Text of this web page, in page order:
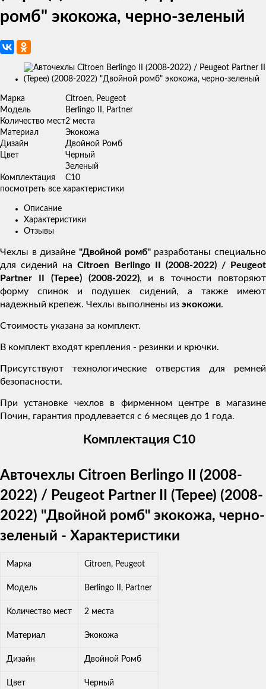
ромб" экокожа, черно-зеленый
Изображения
товаров
Марка
Citroen, Peugeot
Модель
Berlingo II, Partner
Количество мест2 места
Материал
Экокожа
Дизайн
Двойной Ромб
Цвет
Черный
Зеленый
Комплектация
C10
посмотреть все характеристики
Описание
Характеристики
Отзывы
Чехлы в дизайне "Двойной ромб"разработаны специально
для сидений наCitroen Berlingo II (2008-2022) / Peugeot
Partner II (Tepee) (2008-2022), и в точности повторяют
форму спинок и подушек сидений, а также имеют
надежный крепеж. Чехлы выполнены из экокожи.
Стоимость указана за комплект.
В комплект входят крепления - резинки и крючки.
Присутствуют технологические отверстия для ремней
безопасности.
При установке чехлов в фирменном центре в магазине
Почин, гарантия продлевается с 6 месяцев до 1 года.
Комплектация C10
Авточехлы Citroen Berlingo II (2008-
2022) / Peugeot Partner II (Tepee) (2008-
2022) "Двойной ромб" экокожа, черно-
зеленый - Характеристики
Марка Citroen, Peugeot
Модель Berlingo II, Partner
Количество мест 2 места
Материал Экокожа
Дизайн Двойной Ромб
Цвет
Черный